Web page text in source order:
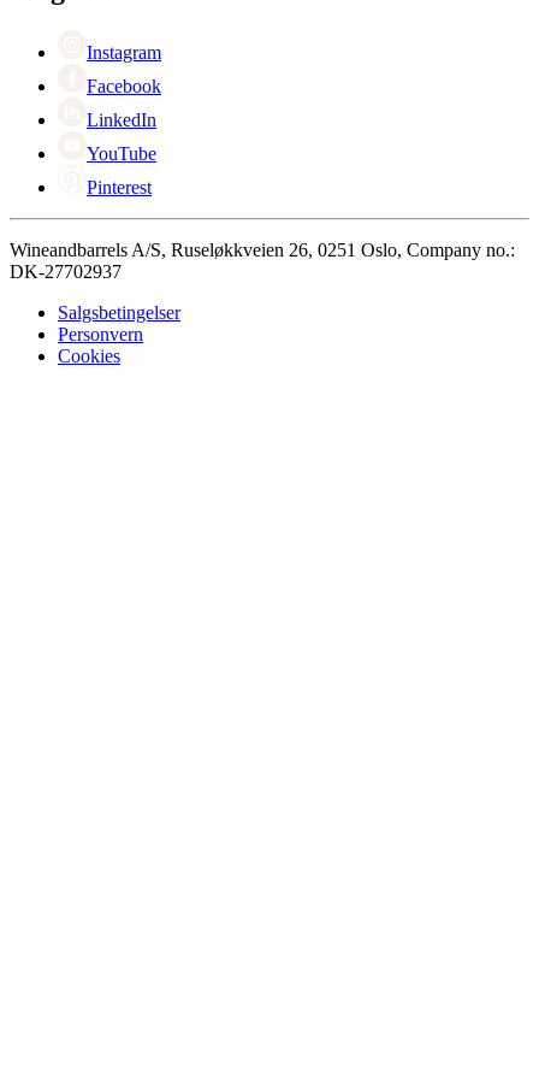
Cyber Monday
Instagram
Facebook
LinkedIn
YouTube
Pinterest
Wineandbarrels A/S, Ruseløkkveien 26, 0251 Oslo, Company no.:
DK-27702937
Salgsbetingelser
Personvern
Cookies